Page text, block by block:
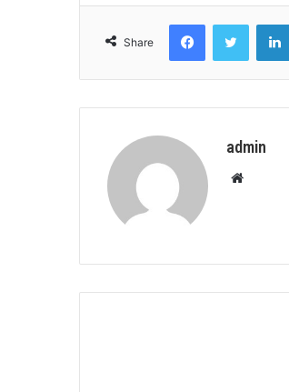
Share
FacebookTwitter
admin
Website